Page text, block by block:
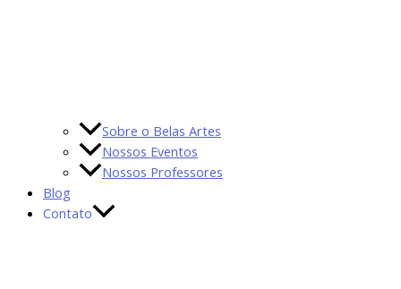
Sobre o Belas Artes
Nossos Eventos
Nossos Professores
Blog
Contato